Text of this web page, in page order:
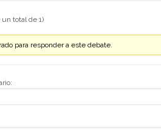
total de 1)
para responder a este debate.